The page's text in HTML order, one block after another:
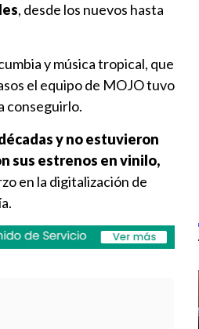
, desde los nuevos hasta
y música tropical, que
el equipo de MOJO tuvo
conseguirlo.
y no estuvieron
sus estrenos en vinilo,
en la digitalización de